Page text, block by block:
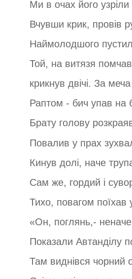
Ми в очах його узріли
Вчувши крик, провів
Наймолодшого
Той, на витязя
крикнув двічі. За
Раптом - бич упав на
Брату голову
Повалив у прах
Кинув долі, наче
Сам же, гордий і
Тихо, повагом поїхав
«Он, поглянь,-
Показали Автанділу
Там виднівся чорний